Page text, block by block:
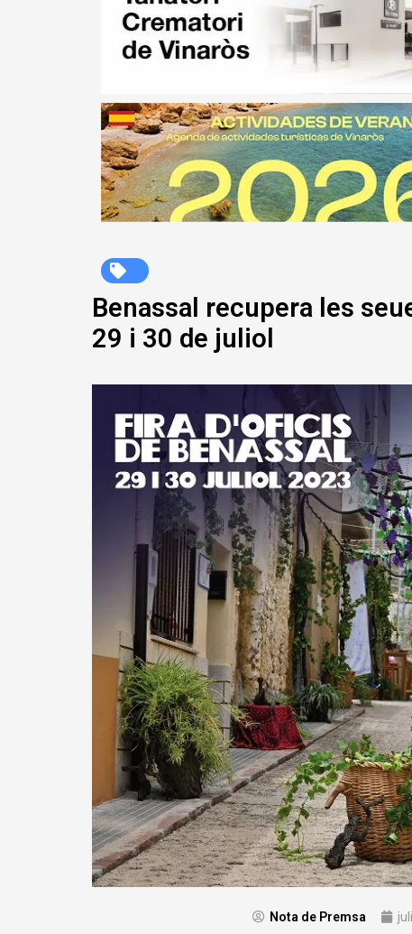
Benassal recupera les
29 i 30 de juliol
Nota de Premsa